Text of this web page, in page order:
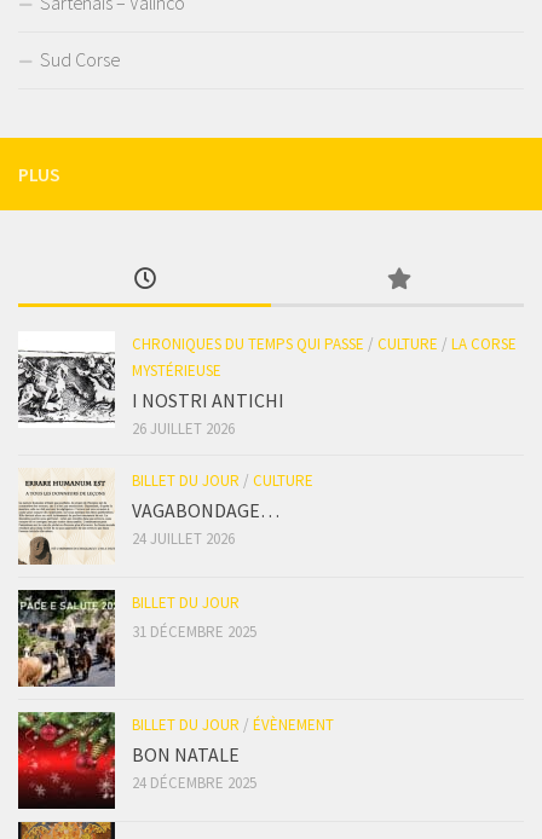
Sud Corse
PLUS
CHRONIQUES DU TEMPS QUI PASSE / CULTURE / LA CORSE
MYSTÉRIEUSE
I NOSTRI ANTICHI
26 JUILLET 2026
BILLET DU JOUR / CULTURE
VAGABONDAGE…
24 JUILLET 2026
BILLET DU JOUR
31 DÉCEMBRE 2025
BILLET DU JOUR / ÉVÈNEMENT
BON NATALE
24 DÉCEMBRE 2025